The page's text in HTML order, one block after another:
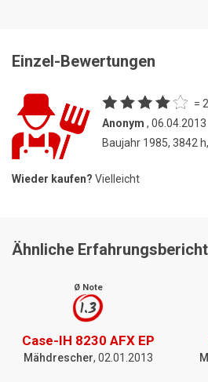
Einzel-Bewertungen
=
Anonym , 06.04.2013
Baujahr 1985, 3842
Wieder kaufen? Vielleicht
Ähnliche
Ø Note
1.3
Case-IH 8230 AFX EP
Mähdrescher, 02.01.2013